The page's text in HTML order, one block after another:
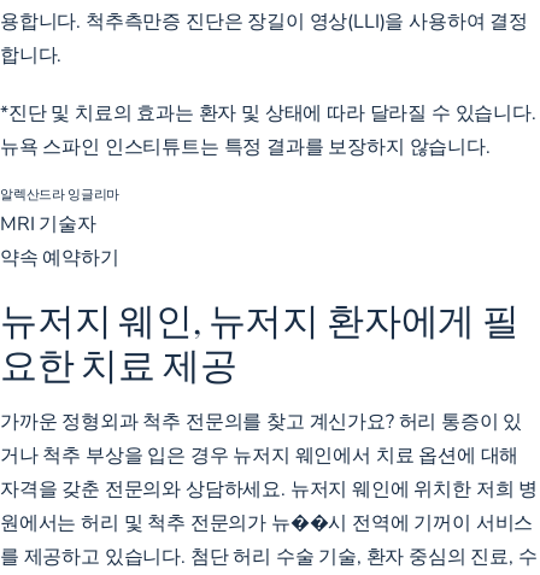
용합니다. 척추측만증 진단은 장길이 영상(LLI)을 사용하여 결정
합니다.
*진단 및 치료의 효과는 환자 및 상태에 따라 달라질 수 있습니다.
뉴욕 스파인 인스티튜트는 특정 결과를 보장하지 않습니다.
알렉산드라 잉글리마
MRI 기술자
약속 예약하기
뉴저지 웨인, 뉴저지 환자에게 필
요한 치료 제공
가까운 정형외과 척추 전문의를 찾고 계신가요? 허리 통증이 있
거나 척추 부상을 입은 경우 뉴저지 웨인에서 치료 옵션에 대해
자격을 갖춘 전문의와 상담하세요. 뉴저지 웨인에 위치한 저희 병
원에서는 허리 및 척추 전문의가 뉴��시 전역에 기꺼이 서비스
를 제공하고 있습니다. 첨단 허리 수술 기술, 환자 중심의 진료, 수